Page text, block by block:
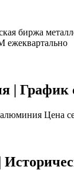
биржа
ежеквартально
График
Цена